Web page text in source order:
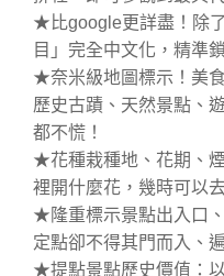
★比google更詳盡！除
目」完全中文化，精準
★奈米級地圖標示！美
歷史古蹟、天然景點、
都不慌！
★花種栽種地、花期、
裡開什麼花，幾時可以
★隆重標示景點出入口
定點卻不得其門而入、
★提點景點歷史價值：